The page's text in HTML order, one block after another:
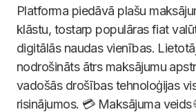
Platforma piedāvā plašu
klāstu, tostarp populāras fiat
digitālās naudas vienības.
nodrošināts ātrs maksājumu
vadošās drošības tehnoloģijas
risinājumos. 💳 Maksājuma veids